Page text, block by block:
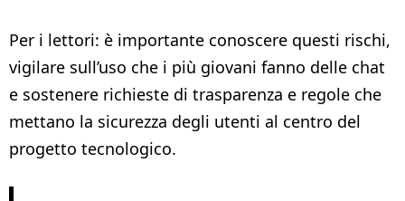
Per i lettori: è importante conoscere questi rischi,
vigilare sull’uso che i più giovani fanno delle chat
e sostenere richieste di trasparenza e regole che
mettano la sicurezza degli utenti al centro del
progetto tecnologico.